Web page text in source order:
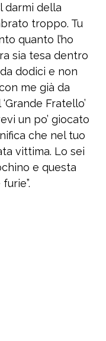
darmi della
troppo. Tu
quanto l’ho
sia tesa dentro
dodici e non
me già da
Fratello’
un po’ giocato
che nel tuo
vittima. Lo sei
e questa